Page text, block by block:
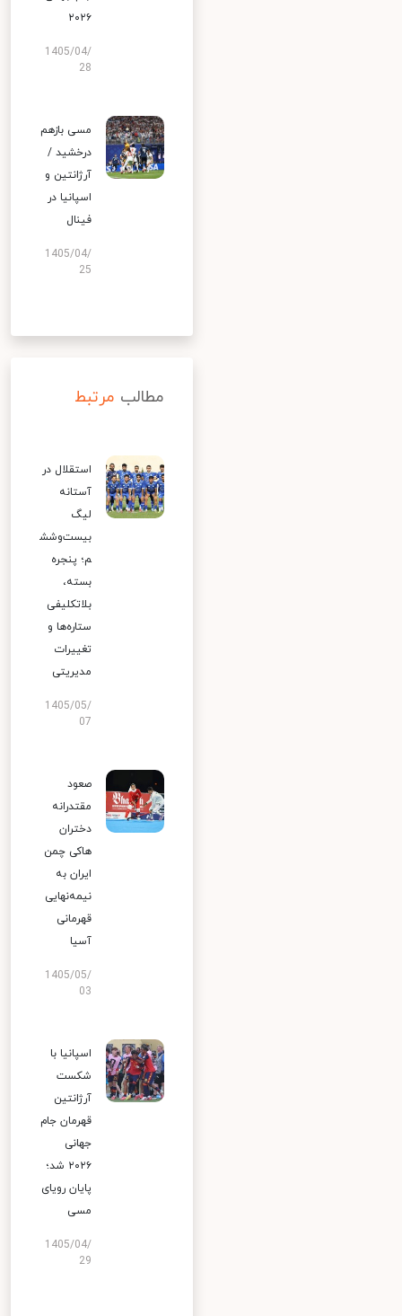
۲۰۲۶
1405/04/
28
مسی بازهم
درخشید /
آرژانتین و
اسپانیا در
فینال
1405/04/
25
مطالب مرتبط
استقلال در
آستانه
لیگ
بیست‌وشش
م؛ پنجره
بسته،
بلاتکلیفی
ستاره‌ها و
تغییرات
مدیریتی
1405/05/
07
صعود
مقتدرانه
دختران
هاکی چمن
ایران به
نیمه‌نهایی
قهرمانی
آسیا
1405/05/
03
اسپانیا با
شکست
آرژانتین
قهرمان جام
جهانی
۲۰۲۶ شد؛
پایان رویای
مسی
1405/04/
29